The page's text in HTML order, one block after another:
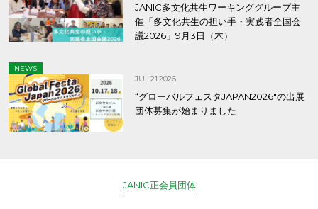
JANIC多文化共生ワーキンググループ主
催「多文化共生の担い手・実践者全国会
議2026」9月3日（木）
NEWS
JUL.21.2026
“グローバルフェスタJAPAN2026″の出展
団体募集が始まりました
JANIC正会員団体